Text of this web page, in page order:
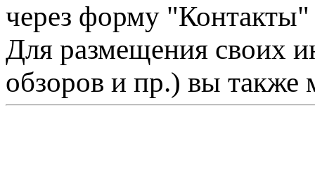
через форму "Контакты"
Для размещения своих
обзоров и пр.) вы также